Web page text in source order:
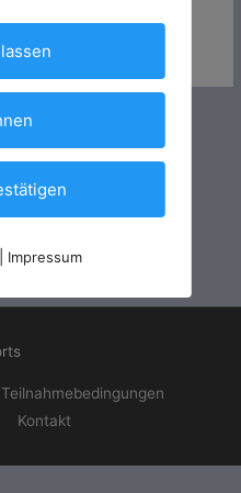
Teilnahmebedingungen
Kontakt
Impressum